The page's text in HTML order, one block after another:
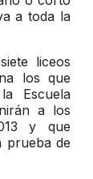
a toda la
liceos
los que
Escuela
a los
y que
prueba de